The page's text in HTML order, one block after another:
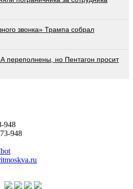
звонка» Трампа собрал
но Пентагон просит
948
948